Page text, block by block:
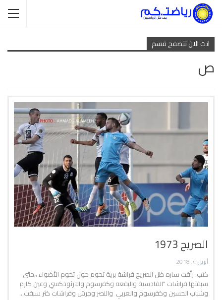
انت الان تتصفح قسم
ص
الصريح 1973
أبريل 4, 2018
كتب: رأفت ساره ظل الصريح فراشة برية تحوم حول تخوم الأضواء ،،حتى
سبقتها فراشات "القادسية والبقعه وكفرسوم والارثوذكسي وعين كارم
وشباب الحسين وكفرسوم والعربي والنصر وجرش وفراشات كثر سبقت…